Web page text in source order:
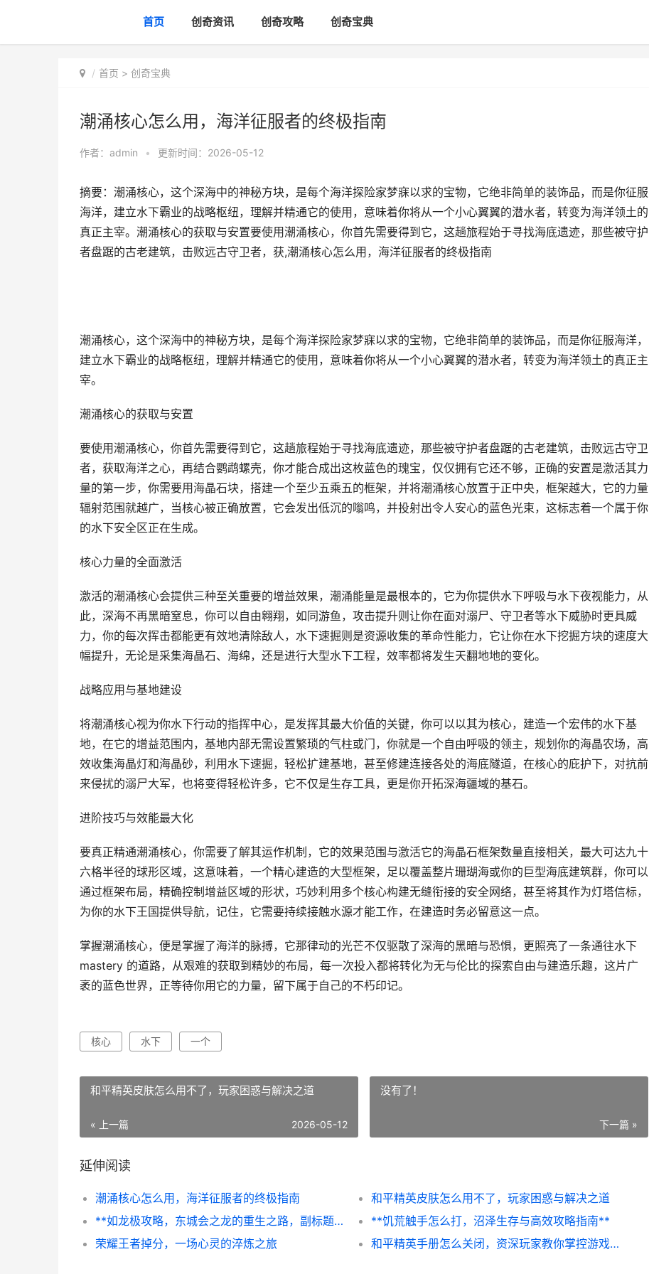
首页 创奇资讯 创奇攻略 创奇宝典
首页 > 创奇宝典
潮涌核心怎么用，海洋征服者的终极指南
作者： admin • 更新时间：2026-05-12
摘要：潮涌核心，这个深海中的神秘方块，是每个海洋探险家梦寐以求的宝物，它绝非简单的装饰品，而是你征服
海洋，建立水下霸业的战略枢纽，理解并精通它的使用，意味着你将从一个小心翼翼的潜水者，转变为海洋领土的
真正主宰。潮涌核心的获取与安置要使用潮涌核心，你首先需要得到它，这趟旅程始于寻找海底遗迹，那些被守护
者盘踞的古老建筑，击败远古守卫者，获,潮涌核心怎么用，海洋征服者的终极指南
潮涌核心，这个深海中的神秘方块，是每个海洋探险家梦寐以求的宝物，它绝非简单的装饰品，而是你征服海洋，
建立水下霸业的战略枢纽，理解并精通它的使用，意味着你将从一个小心翼翼的潜水者，转变为海洋领土的真正主
宰。
潮涌核心的获取与安置
要使用潮涌核心，你首先需要得到它，这趟旅程始于寻找海底遗迹，那些被守护者盘踞的古老建筑，击败远古守卫
者，获取海洋之心，再结合鹦鹉螺壳，你才能合成出这枚蓝色的瑰宝，仅仅拥有它还不够，正确的安置是激活其力
量的第一步，你需要用海晶石块，搭建一个至少五乘五的框架，并将潮涌核心放置于正中央，框架越大，它的力量
辐射范围就越广，当核心被正确放置，它会发出低沉的嗡鸣，并投射出令人安心的蓝色光束，这标志着一个属于你
的水下安全区正在生成。
核心力量的全面激活
激活的潮涌核心会提供三种至关重要的增益效果，潮涌能量是最根本的，它为你提供水下呼吸与水下夜视能力，从
此，深海不再黑暗窒息，你可以自由翱翔，如同游鱼，攻击提升则让你在面对溺尸、守卫者等水下威胁时更具威
力，你的每次挥击都能更有效地清除敌人，水下速掘则是资源收集的革命性能力，它让你在水下挖掘方块的速度大
幅提升，无论是采集海晶石、海绵，还是进行大型水下工程，效率都将发生天翻地地的变化。
战略应用与基地建设
将潮涌核心视为你水下行动的指挥中心，是发挥其最大价值的关键，你可以以其为核心，建造一个宏伟的水下基
地，在它的增益范围内，基地内部无需设置繁琐的气柱或门，你就是一个自由呼吸的领主，规划你的海晶农场，高
效收集海晶灯和海晶砂，利用水下速掘，轻松扩建基地，甚至修建连接各处的海底隧道，在核心的庇护下，对抗前
来侵扰的溺尸大军，也将变得轻松许多，它不仅是生存工具，更是你开拓深海疆域的基石。
进阶技巧与效能最大化
要真正精通潮涌核心，你需要了解其运作机制，它的效果范围与激活它的海晶石框架数量直接相关，最大可达九十
六格半径的球形区域，这意味着，一个精心建造的大型框架，足以覆盖整片珊瑚海或你的巨型海底建筑群，你可以
通过框架布局，精确控制增益区域的形状，巧妙利用多个核心构建无缝衔接的安全网络，甚至将其作为灯塔信标，
为你的水下王国提供导航，记住，它需要持续接触水源才能工作，在建造时务必留意这一点。
掌握潮涌核心，便是掌握了海洋的脉搏，它那律动的光芒不仅驱散了深海的黑暗与恐惧，更照亮了一条通往水下
mastery 的道路，从艰难的获取到精妙的布局，每一次投入都将转化为无与伦比的探索自由与建造乐趣，这片广
袤的蓝色世界，正等待你用它的力量，留下属于自己的不朽印记。
核心 水下 一个
和平精英皮肤怎么用不了，玩家困惑与解决之道
« 上一篇 2026-05-12
没有了！
下一篇 »
延伸阅读
潮涌核心怎么用，海洋征服者的终极指南
和平精英皮肤怎么用不了，玩家困惑与解决之道
**如龙极攻略，东城会之龙的重生之路，副标题，桐生一马的极道指南**
**饥荒触手怎么打，沼泽生存与高效攻略指南**
荣耀王者掉分，一场心灵的淬炼之旅
和平精英手册怎么关闭，资深玩家教你掌控游戏节奏